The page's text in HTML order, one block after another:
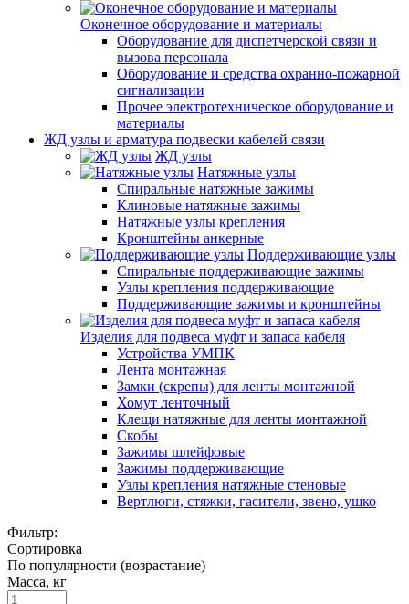
Оконечное оборудование и материалы
Оборудование для диспетчерской связи и
вызова персонала
Оборудование и средства охранно-пожарной
сигнализации
Прочее электротехническое оборудование и
материалы
ЖД узлы и арматура подвески кабелей связи
ЖД узлы
Натяжные узлы
Спиральные натяжные зажимы
Клиновые натяжные зажимы
Натяжные узлы крепления
Кронштейны анкерные
Поддерживающие узлы
Спиральные поддерживающие зажимы
Узлы крепления поддерживающие
Поддерживающие зажимы и кронштейны
Изделия для подвеса муфт и запаса кабеля
Устройства УМПК
Лента монтажная
Замки (скрепы) для ленты монтажной
Хомут ленточный
Клещи натяжные для ленты монтажной
Скобы
Зажимы шлейфовые
Зажимы поддерживающие
Узлы крепления натяжные стеновые
Вертлюги, стяжки, гасители, звено, ушко
Фильтр:
Сортировка
По популярности (возрастание)
Масса, кг